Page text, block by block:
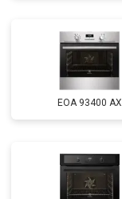
EOA 93400 AX